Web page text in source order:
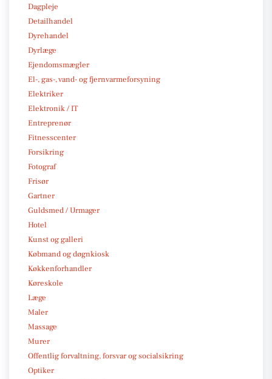
Dagpleje
Detailhandel
Dyrehandel
Dyrlæge
Ejendomsmægler
El-, gas-, vand- og fjernvarmeforsyning
Elektriker
Elektronik / IT
Entreprenør
Fitnesscenter
Forsikring
Fotograf
Frisør
Gartner
Guldsmed / Urmager
Hotel
Kunst og galleri
Købmand og døgnkiosk
Køkkenforhandler
Køreskole
Læge
Maler
Massage
Murer
Offentlig forvaltning, forsvar og socialsikring
Optiker